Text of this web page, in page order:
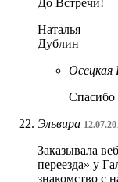
До Встречи!
Наталья
Дублин
Осецкая
Спасибо
Эльвира
Заказывала
переезда» у
знакомство с